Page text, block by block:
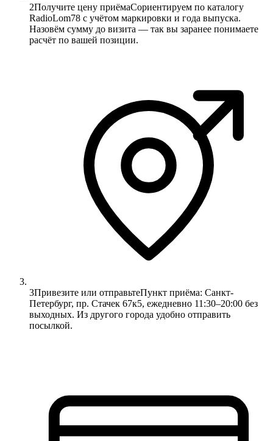
2Получите цену приёмаСориентируем по каталогу
RadioLom78 с учётом маркировки и года выпуска.
Назовём сумму до визита — так вы заранее понимаете
расчёт по вашей позиции.
3Привезите или отправьтеПункт приёма: Санкт-
Петербург, пр. Стачек 67к5, ежедневно 11:30–20:00 без
выходных. Из другого города удобно отправить
посылкой.